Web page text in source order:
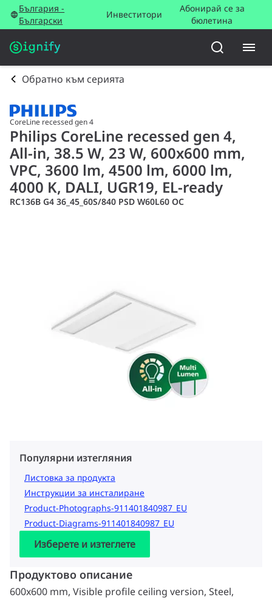
България -
Български
Инвеститори
Абонирай се за
бюлетина
Обратно към серията
CoreLine recessed gen 4
Philips CoreLine recessed gen 4,
All-in, 38.5 W, 23 W, 600x600 mm,
VPC, 3600 lm, 4500 lm, 6000 lm,
4000 K, DALI, UGR19, EL-ready
RC136B G4 36_45_60S/840 PSD W60L60 OC
Популярни изтегляния
Листовка за продукта
Инструкции за инсталиране
Product-Photographs-911401840987_EU
Product-Diagrams-911401840987_EU
Изберете и изтеглете
Продуктово описание
600x600 mm, Visible profile ceiling version, Steel,